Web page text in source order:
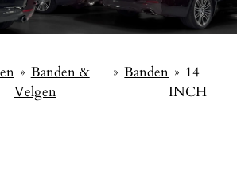
» Banden &
Velgen
» Banden » 14
INCH